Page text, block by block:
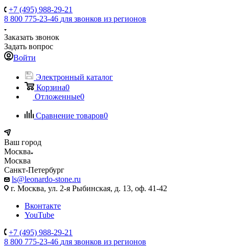
+7 (495) 988-29-21
8 800 775-23-46 для звонков из регионов
Заказать звонок
Задать вопрос
Войти
Электронный каталог
Корзина0
Отложенные0
Сравнение товаров0
Ваш город
Москва
Москва
Санкт-Петербург
ls@leonardo-stone.ru
г. Москва, ул. 2-я Рыбинская, д. 13, оф. 41-42
Вконтакте
YouTube
+7 (495) 988-29-21
8 800 775-23-46 для звонков из регионов